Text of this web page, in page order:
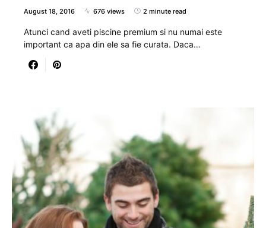
August 18, 2016 676 views 2 minute read
Atunci cand aveti piscine premium si nu numai este
important ca apa din ele sa fie curata. Daca…